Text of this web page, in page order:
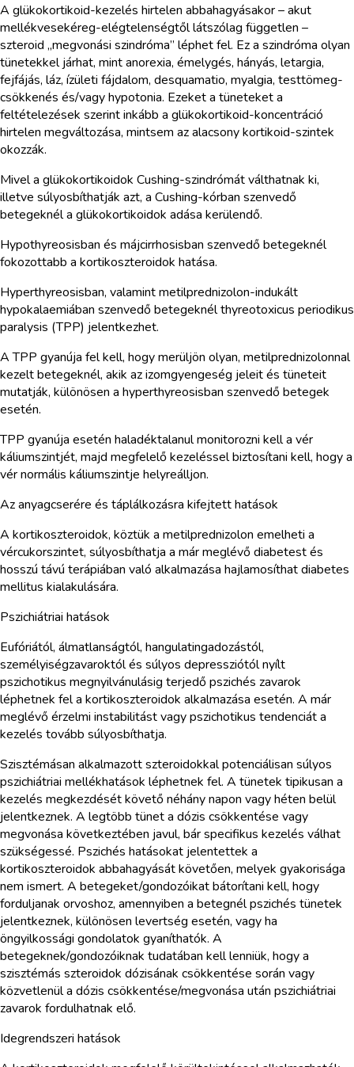
A glükokortikoid-kezelés hirtelen abbahagyásakor – akut
mellékvesekéreg-elégtelenségtől látszólag független –
szteroid „megvonási szindróma” léphet fel. Ez a szindróma olyan
tünetekkel járhat, mint anorexia, émelygés, hányás, letargia,
fejfájás, láz, ízületi fájdalom, desquamatio, myalgia, testtömeg-
csökkenés és/vagy hypotonia. Ezeket a tüneteket a
feltételezések szerint inkább a glükokortikoid-koncentráció
hirtelen megváltozása, mintsem az alacsony kortikoid-szintek
okozzák.
Mivel a glükokortikoidok Cushing-szindrómát válthatnak ki,
illetve súlyosbíthatják azt, a Cushing-kórban szenvedő
betegeknél a glükokortikoidok adása kerülendő.
Hypothyreosisban és májcirrhosisban szenvedő betegeknél
fokozottabb a kortikoszteroidok hatása.
Hyperthyreosisban, valamint metilprednizolon-indukált
hypokalaemiában szenvedő betegeknél thyreotoxicus periodikus
paralysis (TPP) jelentkezhet.
A TPP gyanúja fel kell, hogy merüljön olyan, metilprednizolonnal
kezelt betegeknél, akik az izomgyengeség jeleit és tüneteit
mutatják, különösen a hyperthyreosisban szenvedő betegek
esetén.
TPP gyanúja esetén haladéktalanul monitorozni kell a vér
káliumszintjét, majd megfelelő kezeléssel biztosítani kell, hogy a
vér normális káliumszintje helyreálljon.
Az anyagcserére és táplálkozásra kifejtett hatások
A kortikoszteroidok, köztük a metilprednizolon emelheti a
vércukorszintet, súlyosbíthatja a már meglévő diabetest és
hosszú távú terápiában való alkalmazása hajlamosíthat diabetes
mellitus kialakulására.
Pszichiátriai hatások
Eufóriától, álmatlanságtól, hangulatingadozástól,
személyiségzavaroktól és súlyos depressziótól nyílt
pszichotikus megnyilvánulásig terjedő pszichés zavarok
léphetnek fel a kortikoszteroidok alkalmazása esetén. A már
meglévő érzelmi instabilitást vagy pszichotikus tendenciát a
kezelés tovább súlyosbíthatja.
Szisztémásan alkalmazott szteroidokkal potenciálisan súlyos
pszichiátriai mellékhatások léphetnek fel. A tünetek tipikusan a
kezelés megkezdését követő néhány napon vagy héten belül
jelentkeznek. A legtöbb tünet a dózis csökkentése vagy
megvonása következtében javul, bár specifikus kezelés válhat
szükségessé. Pszichés hatásokat jelentettek a
kortikoszteroidok abbahagyását követően, melyek gyakorisága
nem ismert. A betegeket/gondozóikat bátorítani kell, hogy
forduljanak orvoshoz, amennyiben a betegnél pszichés tünetek
jelentkeznek, különösen levertség esetén, vagy ha
öngyilkossági gondolatok gyaníthatók. A
betegeknek/gondozóiknak tudatában kell lenniük, hogy a
szisztémás szteroidok dózisának csökkentése során vagy
közvetlenül a dózis csökkentése/megvonása után pszichiátriai
zavarok fordulhatnak elő.
Idegrendszeri hatások